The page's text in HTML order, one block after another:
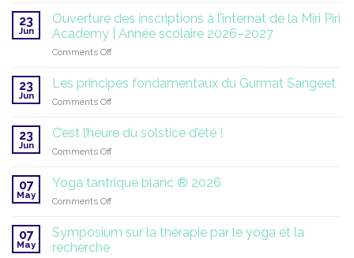
mondiale
qui
se
de
traduction
du
Japji
par
23
Jun
Ouverture des inscriptions à l’internat de la Miri Piri
Academy | Année scolaire 2026–2027
Comments Offon
des
inscriptions
de
Academy
|
2026–
23
Jun
Les principes fondamentaux du Gurmat Sangeet
Comments Offon
principes
fondamentaux
Sangeet
23
Jun
C’est l’heure du solstice d’été !
Comments Offon
l’heure
du
!
07
May
Yoga tantrique blanc ® 2026
Comments Offon
tantrique
blanc
07
May
Symposium sur la thérapie par le yoga et la
recherche